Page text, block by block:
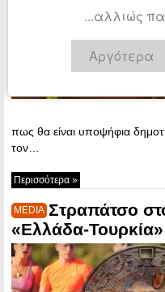
πως θα είναι υποψήφια
τον…
Περισσότερα »
MEDIA Στραπάτσο
«Ελλάδα-
...αλλιώς
Αργότερα